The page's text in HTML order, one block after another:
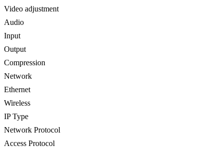
Video adjustment
Audio
Input
Output
Compression
Network
Ethernet
Wireless
IP Type
Network Protocol
Access Protocol